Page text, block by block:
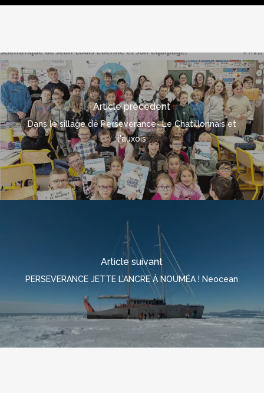
Article précédent
Dans le sillage de Perseverance- Le Chatillonnais et
l'auxois
Article suivant
PERSEVERANCE JETTE L’ANCRE À NOUMÉA ! Neocean